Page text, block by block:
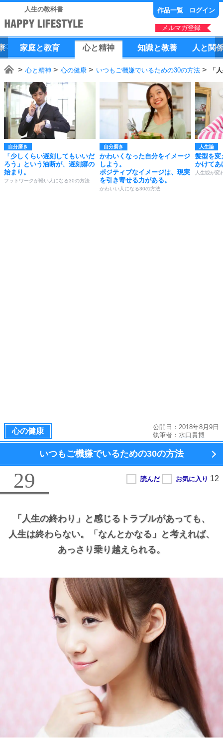
人生の教科書 作品一覧 ログイン
メルマガ登録
家庭と教育 心と精神 知識と教養 人 と 関
心と精神 心の健康 いつもご機嫌でいるための30の方法 「
自分磨き
「少しくらい遅刻してもいいだ
ろう」という油断が、遅刻癖の
始まり。
フットワークが軽い人になる30の方法
自分磨き
かわいくなった自分をイメージ
しよう。
ポジティブなイメージは、現実
を引き寄せる力がある。
かわいい人になる30の方法
人生論
髪型を変
かけてあ
人生観が変
心の健康
公開日：2018年8月9日
執筆者： 水口貴博
いつもご機嫌でいるための30の方法
29
「人生の終わり」と感じるトラブルがあっても、
人生は終わらない。
「なんとかなる」と考えれば、
あっさり乗り越えられる。